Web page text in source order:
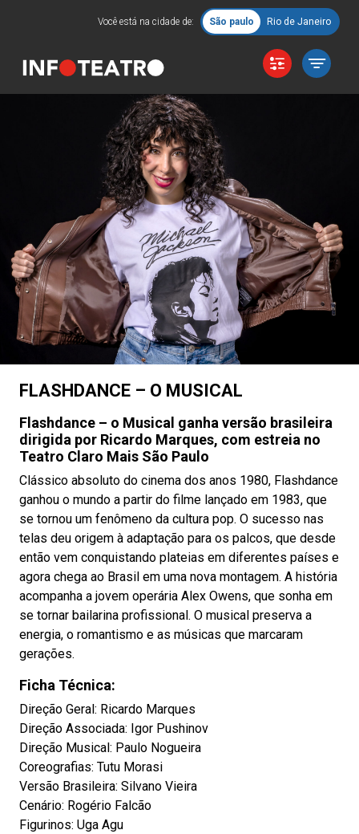
Você está na cidade de: São paulo Rio de Janeiro
FLASHDANCE – O MUSICAL
Flashdance – o Musical ganha versão brasileira
dirigida por Ricardo Marques, com estreia no
Teatro Claro Mais São Paulo
Clássico absoluto do cinema dos anos 1980, Flashdance
ganhou o mundo a partir do filme lançado em 1983, que
se tornou um fenômeno da cultura pop. O sucesso nas
telas deu origem à adaptação para os palcos, que desde
então vem conquistando plateias em diferentes países e
agora chega ao Brasil em uma nova montagem. A história
acompanha a jovem operária Alex Owens, que sonha em
se tornar bailarina profissional. O musical preserva a
energia, o romantismo e as músicas que marcaram
gerações.
Ficha Técnica:
Direção Geral: Ricardo Marques
Direção Associada: Igor Pushinov
Direção Musical: Paulo Nogueira
Coreografias: Tutu Morasi
Versão Brasileira: Silvano Vieira
Cenário: Rogério Falcão
Figurinos: Uga Agu